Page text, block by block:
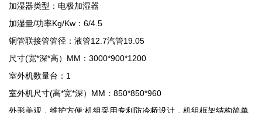
加湿器类型：电极加湿器
加湿量/功率Kg/Kw：6/4.5
铜管联接管管径：液管12.7汽管19.05
尺寸(宽*深*高）MM：3000*900*1200
室外机数量台：1
室外机尺寸(高*宽*深）MM：850*850*960
外形美观，维护方便:机组采用专利防冷桥设计，机组框架结构简单